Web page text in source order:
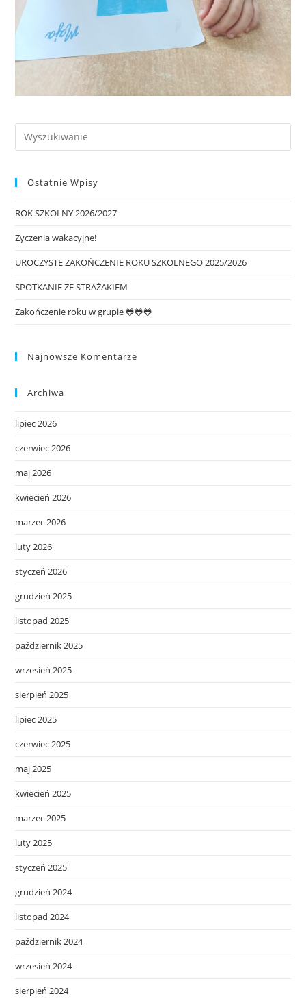
Ostatnie Wpisy
ROK SZKOLNY 2026/2027
Życzenia wakacyjne!
UROCZYSTE ZAKOŃCZENIE ROKU SZKOLNEGO 2025/2026
SPOTKANIE ZE STRAŻAKIEM
Zakończenie roku w grupie 🐸🐸🐸
Najnowsze Komentarze
Archiwa
lipiec 2026
czerwiec 2026
maj 2026
kwiecień 2026
marzec 2026
luty 2026
styczeń 2026
grudzień 2025
listopad 2025
październik 2025
wrzesień 2025
sierpień 2025
lipiec 2025
czerwiec 2025
maj 2025
kwiecień 2025
marzec 2025
luty 2025
styczeń 2025
grudzień 2024
listopad 2024
październik 2024
wrzesień 2024
sierpień 2024